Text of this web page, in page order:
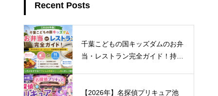
Recent Posts
千葉こどもの国キッズダムのお弁
当・レストラン完全ガイド！持ち
【2026年】名探偵プリキュア池